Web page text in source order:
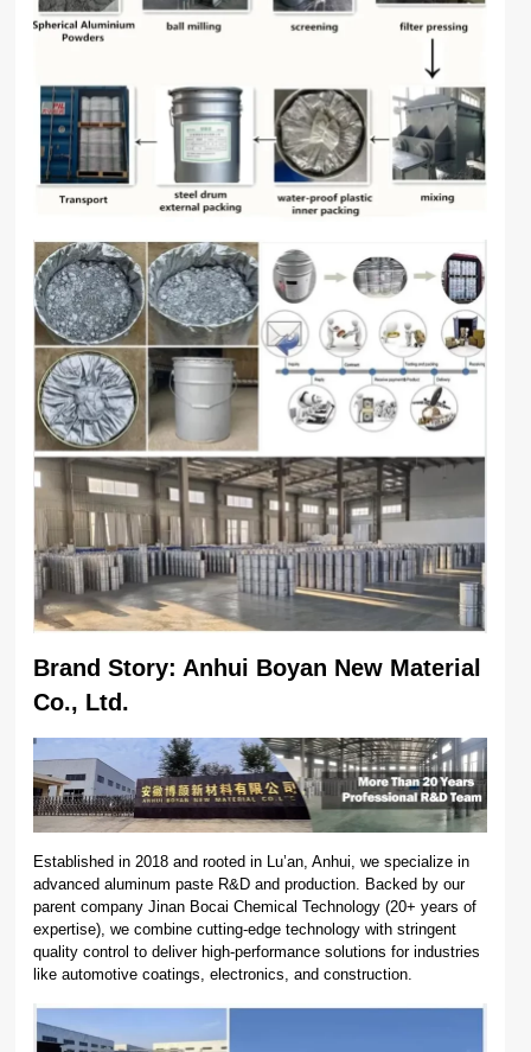
Brand Story: Anhui Boyan New Material
Co., Ltd.
Established in 2018 and rooted in Lu’an, Anhui, we specialize in
advanced aluminum paste R&D and production. Backed by our
parent company Jinan Bocai Chemical Technology (20+ years of
expertise), we combine cutting-edge technology with stringent
quality control to deliver high-performance solutions for industries
like automotive coatings, electronics, and construction.